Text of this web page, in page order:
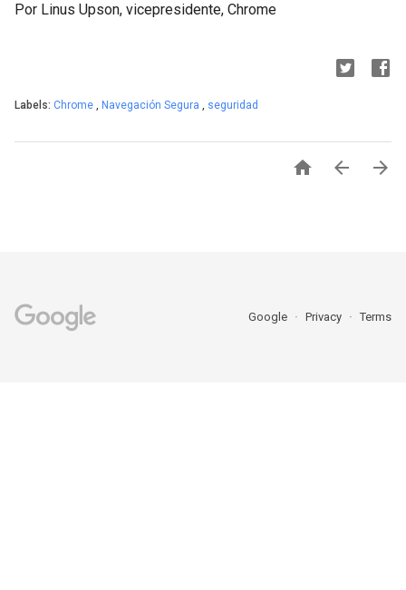
Por Linus Upson, vicepresidente, Chrome
Labels: Chrome , Navegación Segura , seguridad
  
Google Privacy Terms